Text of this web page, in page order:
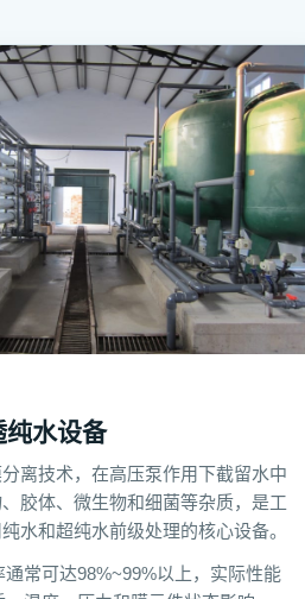
纯水设备
离技术，在高压泵作用下截留水中
胶体、微生物和细菌等杂质，是工
水和超纯水前级处理的核心设备。
通常可达98%~99%以上，实际性能